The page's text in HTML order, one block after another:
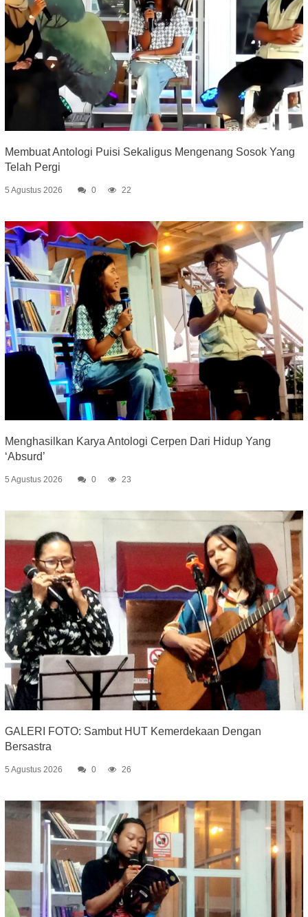
Membuat Antologi Puisi Sekaligus Mengenang Sosok Yang
Telah Pergi
5 Agustus 2026 0 22
Menghasilkan Karya Antologi Cerpen Dari Hidup Yang
‘Absurd’
5 Agustus 2026 0 23
GALERI FOTO: Sambut HUT Kemerdekaan Dengan
Bersastra
5 Agustus 2026 0 26